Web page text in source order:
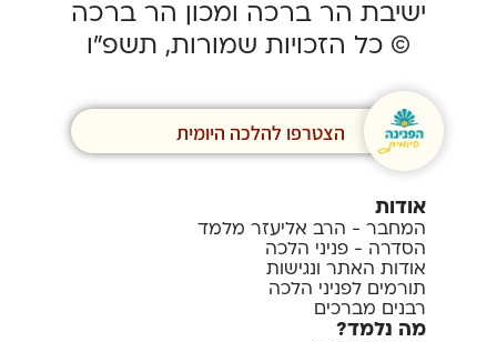
ישיבת הר ברכה ומכון הר ברכה
© כל הזכויות שמורות, תשפ”ו
הצטרפו להלכה היומית
אודות
המחבר - הרב אליעזר מלמד
הסדרה - פניני הלכה
אודות האתר ונגישות
תורמים לפניני הלכה
רבנים מברכים
מה נלמד?